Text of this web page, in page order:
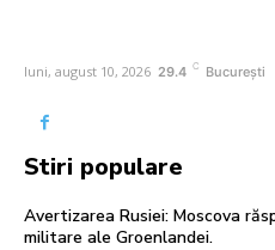
luni, august 10, 2026 29.4 C București
Stiri populare
Avertizarea Rusiei: Moscova
militare ale Groenlandei.